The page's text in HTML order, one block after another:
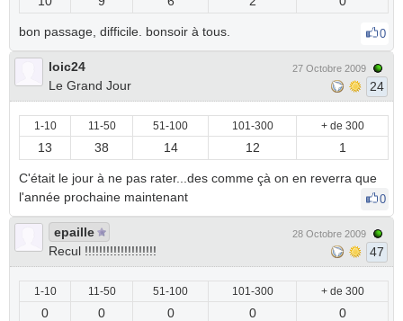
bon passage, difficile. bonsoir à tous. 0
loic24
Le Grand Jour
27 Octobre 2009
24
1-10 11-50 51-100 101-300 + de 300
13 38 14 12 1
C'était le jour à ne pas rater...des comme çà on en reverra que
l'année prochaine maintenant
0
epaille
Recul !!!!!!!!!!!!!!!!!!!!
28 Octobre 2009
47
1-10 11-50 51-100 101-300 + de 300
0 0 0 0 0